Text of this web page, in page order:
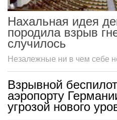
Нахальная идея
породила взрыв
случилось
Незалежные ни в чем себе
Взрывной
аэропорту
угрозой нового